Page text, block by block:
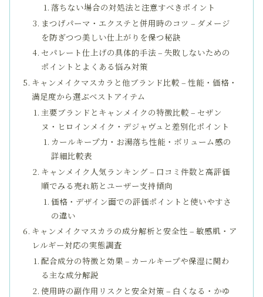
落ちない場合の対処法と注意すべきポイント
まつげパーマ・エクステと併用時のコツ – ダメージ
を防ぎつつ美しい仕上がりを保つ秘訣
セパレート仕上げの具体的手法 – 失敗しないための
ポイントとよくある悩み対策
キャンメイクマスカラと他ブランド比較 – 性能・価格・
満足度から選ぶベストアイテム
主要ブランドとキャンメイクの特徴比較 – セザン
ヌ・ヒロインメイク・デジャヴュと差別化ポイント
カールキープ力・お湯落ち性能・ボリューム感の
詳細比較表
キャンメイク人気ランキング – 口コミ件数と高評価
順でみる売れ筋とユーザー支持傾向
価格・デザイン面での評価ポイントと使いやすさ
の違い
キャンメイクマスカラの成分解析と安全性 – 敏感肌・ア
レルギー対応の実態調査
配合成分の特徴と効果 – カールキープや保湿に関わ
る主な成分解説
使用時の副作用リスクと安全対策 – 白くなる・かゆ